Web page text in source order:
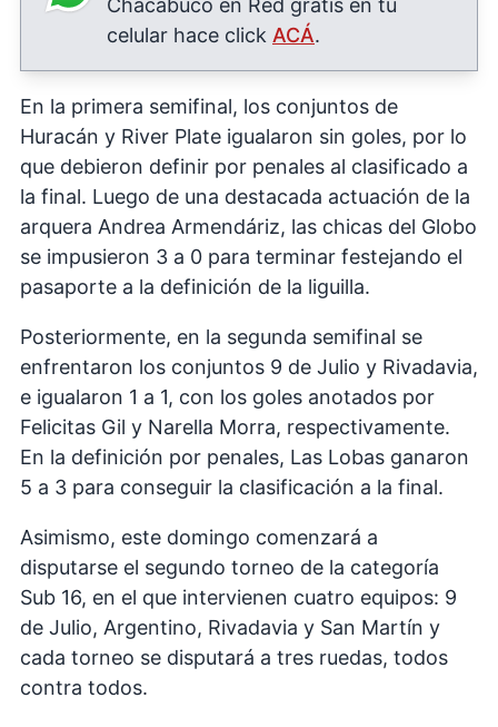
Chacabuco en Red gratis en tu
celular hace click ACÁ.
En la primera semifinal, los conjuntos de
Huracán y River Plate igualaron sin goles, por lo
que debieron definir por penales al clasificado a
la final. Luego de una destacada actuación de la
arquera Andrea Armendáriz, las chicas del Globo
se impusieron 3 a 0 para terminar festejando el
pasaporte a la definición de la liguilla.
Posteriormente, en la segunda semifinal se
enfrentaron los conjuntos 9 de Julio y Rivadavia,
e igualaron 1 a 1, con los goles anotados por
Felicitas Gil y Narella Morra, respectivamente.
En la definición por penales, Las Lobas ganaron
5 a 3 para conseguir la clasificación a la final.
Asimismo, este domingo comenzará a
disputarse el segundo torneo de la categoría
Sub 16, en el que intervienen cuatro equipos: 9
de Julio, Argentino, Rivadavia y San Martín y
cada torneo se disputará a tres ruedas, todos
contra todos.